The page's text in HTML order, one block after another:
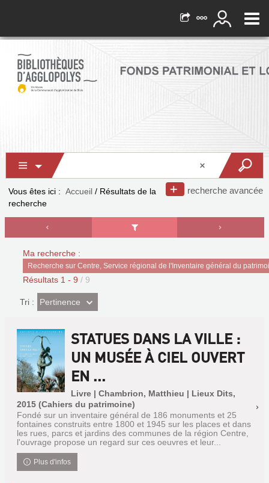
recherche avancée
Vous êtes ici : Accueil / Résultats de la
recherche
Ma recherche :
Recherche sur Centre, Service régional de l'Inventaire général du
Résultats 1 - 9 / 9
Tri : (Effet
imédiat)
Pertinence
STATUES DANS LA VILLE :
UN MUSÉE À CIEL OUVERT
EN ...
Livre | Chambrion, Matthieu | Lieux Dits,
2015 (Cahiers du patrimoine)
Fondé sur un inventaire général de 186 monuments et 25
fontaines construits entre 1800 et 1945 sur les places et dans
les rues, parcs et jardins des communes de la région Centre,
l'ouvrage propose un regard sur ces oeuvres et leur...
Plus d'infos